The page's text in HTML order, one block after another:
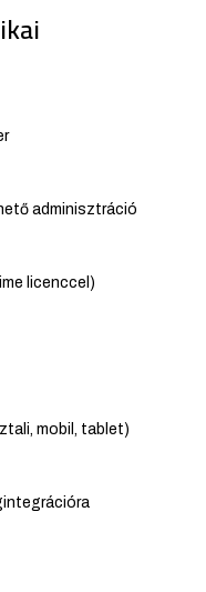
adminisztráció
licenccel)
mobil, tablet)